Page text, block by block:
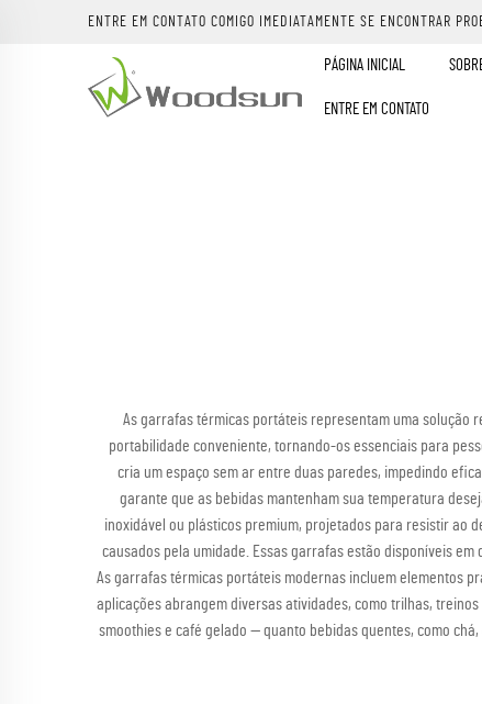
ENTRE EM CONTATO COMIGO IMEDIATAMENTE SE ENCONTRAR
PÁGINA INICIAL
ENTRE EM CONTATO
As garrafas térmicas portáteis representam uma solução
portabilidade conveniente, tornando-os essenciais para
cria um espaço sem ar entre duas paredes, impedindo
garante que as bebidas mantenham sua temperatura
inoxidável ou plásticos premium, projetados para resistir ao
causados pela umidade. Essas garrafas estão disponíveis
As garrafas térmicas portáteis modernas incluem elementos
aplicações abrangem diversas atividades, como trilhas,
smoothies e café gelado — quanto bebidas quentes, como